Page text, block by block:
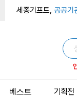
세종기프트, 공공기
베스트
기획전